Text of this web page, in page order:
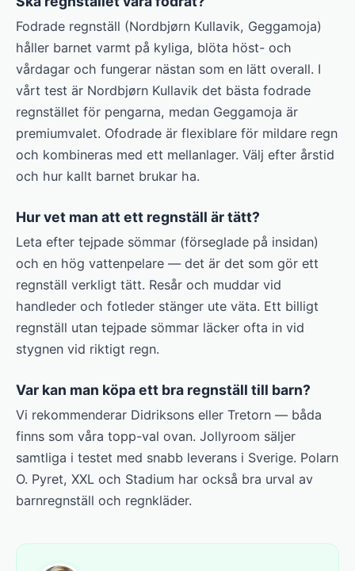
Fodrade regnställ (Nordbjørn Kullavik, Geggamoja)
håller barnet varmt på kyliga, blöta höst- och
vårdagar och fungerar nästan som en lätt overall. I
vårt test är Nordbjørn Kullavik det bästa fodrade
regnstället för pengarna, medan Geggamoja är
premiumvalet. Ofodrade är flexiblare för mildare regn
och kombineras med ett mellanlager. Välj efter årstid
och hur kallt barnet brukar ha.
Hur vet man att ett regnställ är tätt?
Leta efter tejpade sömmar (förseglade på insidan)
och en hög vattenpelare — det är det som gör ett
regnställ verkligt tätt. Resår och muddar vid
handleder och fotleder stänger ute väta. Ett billigt
regnställ utan tejpade sömmar läcker ofta in vid
stygnen vid riktigt regn.
Var kan man köpa ett bra regnställ till barn?
Vi rekommenderar Didriksons eller Tretorn — båda
finns som våra topp-val ovan. Jollyroom säljer
samtliga i testet med snabb leverans i Sverige. Polarn
O. Pyret, XXL och Stadium har också bra urval av
barnregnställ och regnkläder.